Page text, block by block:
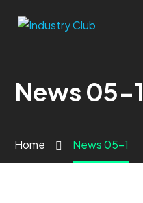
News 05-1
Home News 05-1